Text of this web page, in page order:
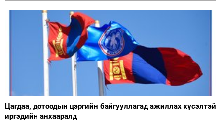
Цагдаа, дотоодын цэргийн байгууллагад ажиллах хүсэлтэй
иргэдийн анхааралд